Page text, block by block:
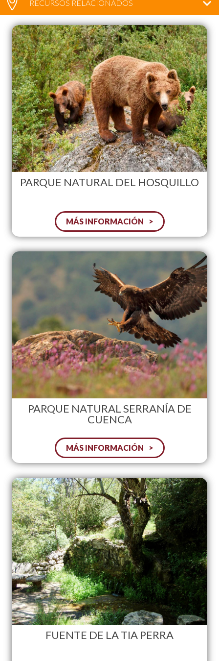
RECURSOS RELACIONADOS
PARQUE NATURAL DEL HOSQUILLO
MÁS INFORMACIÓN
PARQUE NATURAL SERRANÍA DE
CUENCA
MÁS INFORMACIÓN
FUENTE DE LA TIA PERRA